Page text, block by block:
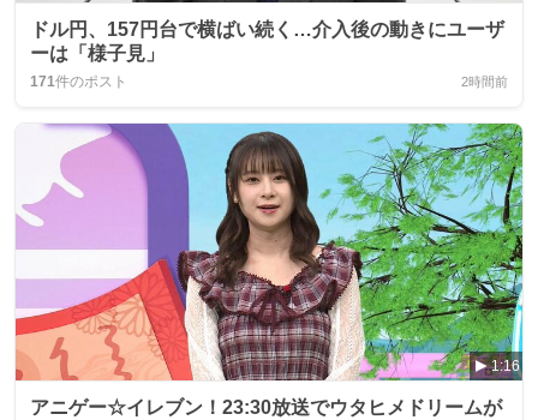
ドル円、157円台で横ばい続く…介入後の動きにユーザ
ーは「様子見」
171件のポスト 2時間前
1:16
アニゲー☆イレブン！23:30放送でウタヒメドリームが